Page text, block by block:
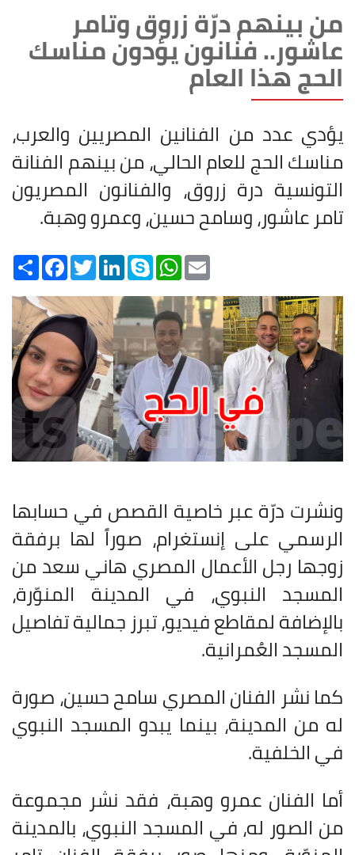
من بينهم درّة زروق وتامر
عاشور.. فنانون يؤدون مناسك
الحج هذا العام
يؤدي عدد من الفنانين المصريين والعرب،
مناسك الحج للعام الحالي، من بينهم الفنانة
التونسية درة زروق، والفنانون المصريون
تامر عاشور، وسامح حسين، وعمرو وهبة.
Share
FacebookTwitterLinkedInSkype
WhatsAppEmail
ونشرت درّة عبر خاصية القصص في حسابها
الرسمي على إنستغرام، صوراً لها برفقة
زوجها رجل الأعمال المصري هاني سعد من
المسجد النبوي، في المدينة المنوّرة،
بالإضافة لمقاطع فيديو، تبرز جمالية تفاصيل
المسجد العُمرانية.
كما نشر الفنان المصري سامح حسين، صورة
له من المدينة، بينما يبدو المسجد النبوي
في الخلفية.
أما الفنان عمرو وهبة، فقد نشر مجموعة
من الصور له، في المسجد النبوي، بالمدينة